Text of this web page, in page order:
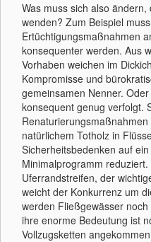
Was muss sich also
wenden? Zum Beispiel
Ertüchtigungsmaßnahmen
konsequenter werden. Aus
Vorhaben weichen im
Kompromisse und
gemeinsamen Nenner.
konsequent genug verfolgt.
natürlichem Totholz in
Sicherheitsbedenken auf
Minimalprogramm
Uferrandstreifen, der
weicht der Konkurrenz um
werden Fließgewässer
ihre enorme Bedeutung ist
Vollzugsketten